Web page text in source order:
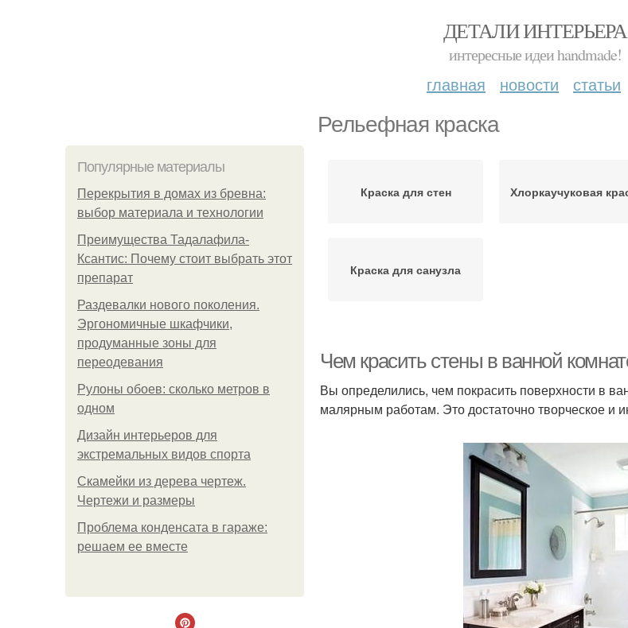
ДЕТАЛИ ИНТЕРЬЕРА
интересные идеи handmade!
главная новости статьи
Рельефная краска
Популярные материалы
Перекрытия в домах из бревна:
выбор материала и технологии
Преимущества Тадалафила-
Ксантис: Почему стоит выбрать этот
препарат
Раздевалки нового поколения.
Эргономичные шкафчики,
продуманные зоны для
переодевания
Рулоны обоев: сколько метров в
одном
Дизайн интерьеров для
экстремальных видов спорта
Скамейки из дерева чертеж.
Чертежи и размеры
Проблема конденсата в гараже:
решаем ее вместе
Краска для стен Хлоркаучуковая
Краска для санузла
Чем красить стены в ванной
Вы определились, чем покрасить поверхности в
малярным работам. Это достаточно творческое и